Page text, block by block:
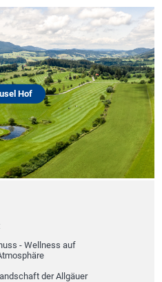
Hof
- Wellness auf
der Allgäuer